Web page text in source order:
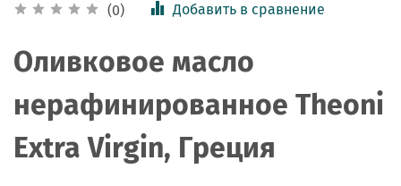
(0) Добавить в сравнение
Оливковое масло
нерафинированное Theoni
Extra Virgin, Греция